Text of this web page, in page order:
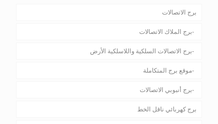
برج الاتصالات
برج الملاك الاتصالات
برج الاتصالات السلكية واللاسلكية الأرض
موقع برج المتكاملة
برج أنبوبي الاتصالات
برج كهربائي ناقل الخط